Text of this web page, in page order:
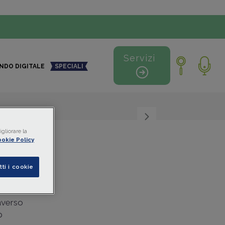
DIGITALE SPECIALI
Servizi
+la
Policy
i cookie